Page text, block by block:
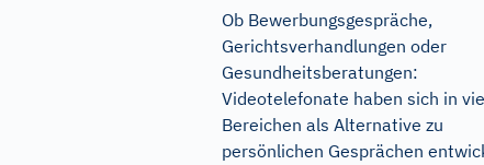
Ob Bewerbungsgespräche,
Gerichtsverhandlungen oder
Gesundheitsberatungen:
Videotelefonate haben sich in
Bereichen als Alternative zu
persönlichen Gesprächen